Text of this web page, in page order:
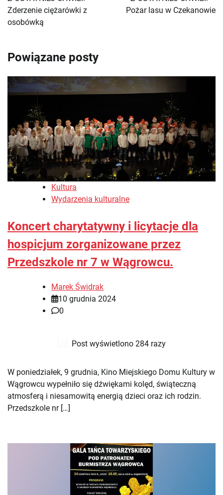
Zderzenie ciężarówki z
osobówką
Pożar lasu w Czekanowie
Powiązane posty
Kultura
Wydarzenia kulturalne
Koncert charytatywny i licytacje dla
hospicjum zorganizowane przez
Przedszkole nr 7 w Wągrowcu.
Marek Świdrak
10 grudnia 2024
0
Post wyświetlono 284 razy
W poniedziałek, 9 grudnia, Kino Miejskiego Domu Kultury w
Wągrowcu wypełniło się dźwiękami kolęd, świąteczną
atmosferą i niesamowitą energią dzieci oraz ich rodzin.
Przedszkole nr […]